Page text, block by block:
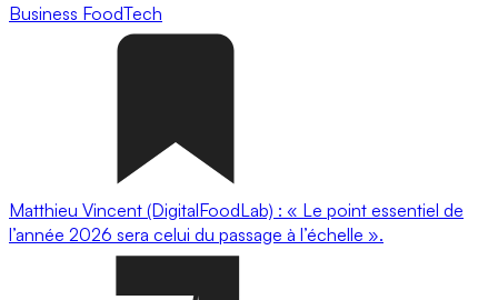
Business FoodTech
Matthieu Vincent (DigitalFoodLab) : « Le point essentiel de
l’année 2026 sera celui du passage à l’échelle ».